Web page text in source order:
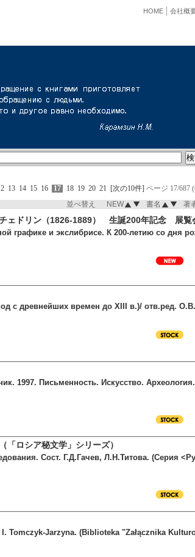
会社概
HOME
13 14 15 16 17 18 19 20 21 [次の10件] ページ 17/687
並べ替え NEW 書名 著
ェドリン（1826-1889） 生誕200年記念 展覧
графике и экслибрисе. К 200-летию со дня
с древнейших времен до XIII в.)/ отв.ред.
1997. Письменность. Искусство.
ロシア秘文学」シリーズ）
Сост. Г.Д.Гачев, Л.Н.Титова. (Серия
Tomczyk-Jarzyna. (Biblioteka "Załącznika